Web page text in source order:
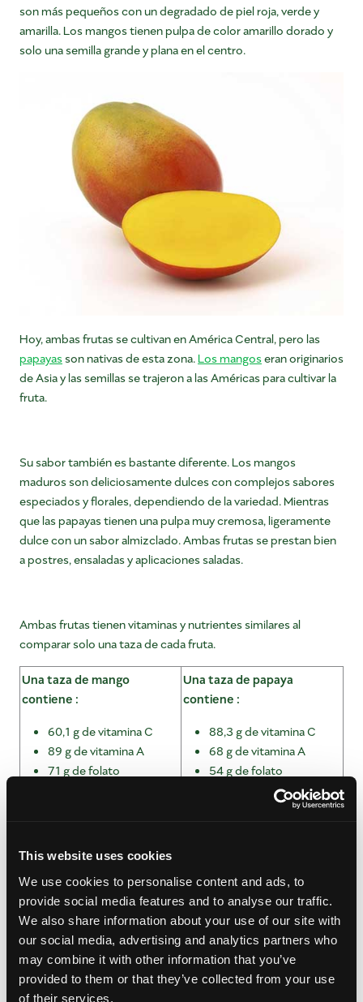
This website uses cookies
We use cookies to personalise content and ads, to
provide social media features and to analyse our traffic.
We also share information about your use of our site with
our social media, advertising and analytics partners who
may combine it with other information that you’ve
provided to them or that they’ve collected from your use
of their services.
son más pequeños con un degradado de piel roja, verde y
amarilla. Los mangos tienen pulpa de color amarillo dorado y
solo una semilla grande y plana en el centro.
Hoy, ambas frutas se cultivan en América Central, pero las
papayasson nativas de esta zona.Los mangoseran originarios
de Asia y las semillas se trajeron a las Américas para cultivar la
fruta.
Su sabor también es bastante diferente. Los mangos
maduros son deliciosamente dulces con complejos sabores
especiados y florales, dependiendo de la variedad. Mientras
que las papayas tienen una pulpa muy cremosa, ligeramente
dulce con un sabor almizclado. Ambas frutas se prestan bien
a postres, ensaladas y aplicaciones saladas.
Ambas frutas tienen vitaminas y nutrientes similares al
comparar solo una taza de cada fruta.
Una taza de mango
contiene :
60,1 g de vitamina C
89 g de vitamina A
71 g de folato
Una taza de papaya
contiene :
88,3 g de vitamina C
68 g de vitamina A
54 g de folato
2,5 g de fibra
Si bien ambas frutas son únicas y deliciosas por sí mismas,
también saben muy bien juntas. Pruebe nuestra ensalada de
mango y papaya verdepara un uso innovador de la papaya en
su forma «verde» o inmadura.